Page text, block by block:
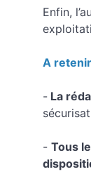
Enfin,
A retenir
- La
- Tous